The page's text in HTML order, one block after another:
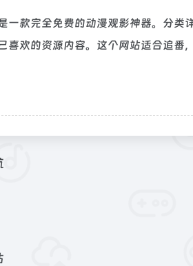
一款完全免费的动漫观影神器。分类
喜欢的资源内容。这个网站适合追番